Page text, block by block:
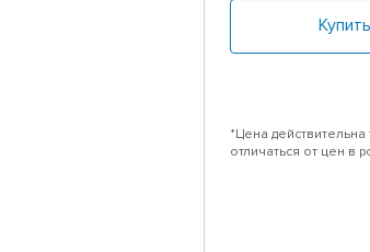
*Цена
отличаться от цен в